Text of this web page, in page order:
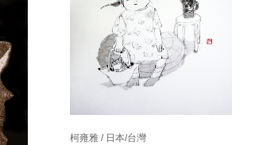
柯雍雅 / 日本/台灣